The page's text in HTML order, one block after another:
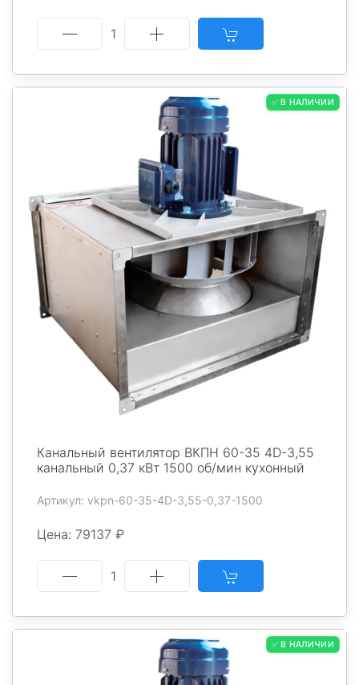
1
✅ В НАЛИЧИИ
Канальный вентилятор ВКПН 60-35 4D-3,55
канальный 0,37 кВт 1500 об/мин кухонный
Артикул: vkpn-60-35-4D-3,55-0,37-1500
Цена: 79137 ₽
1
✅ В НАЛИЧИИ